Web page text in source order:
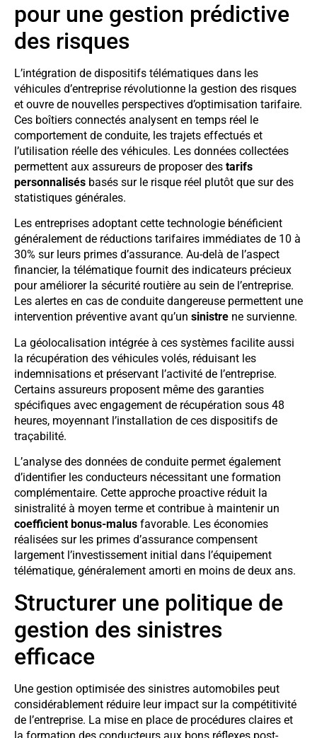
pour une gestion prédictive
des risques
L’intégration de dispositifs télématiques dans les
véhicules d’entreprise révolutionne la gestion des risques
et ouvre de nouvelles perspectives d’optimisation tarifaire.
Ces boîtiers connectés analysent en temps réel le
comportement de conduite, les trajets effectués et
l’utilisation réelle des véhicules. Les données collectées
permettent aux assureurs de proposer des tarifs
personnalisés basés sur le risque réel plutôt que sur des
statistiques générales.
Les entreprises adoptant cette technologie bénéficient
généralement de réductions tarifaires immédiates de 10 à
30% sur leurs primes d’assurance. Au-delà de l’aspect
financier, la télématique fournit des indicateurs précieux
pour améliorer la sécurité routière au sein de l’entreprise.
Les alertes en cas de conduite dangereuse permettent une
intervention préventive avant qu’un sinistre ne survienne.
La géolocalisation intégrée à ces systèmes facilite aussi
la récupération des véhicules volés, réduisant les
indemnisations et préservant l’activité de l’entreprise.
Certains assureurs proposent même des garanties
spécifiques avec engagement de récupération sous 48
heures, moyennant l’installation de ces dispositifs de
traçabilité.
L’analyse des données de conduite permet également
d’identifier les conducteurs nécessitant une formation
complémentaire. Cette approche proactive réduit la
sinistralité à moyen terme et contribue à maintenir un
coefficient bonus-malus favorable. Les économies
réalisées sur les primes d’assurance compensent
largement l’investissement initial dans l’équipement
télématique, généralement amorti en moins de deux ans.
Structurer une politique de
gestion des sinistres
efficace
Une gestion optimisée des sinistres automobiles peut
considérablement réduire leur impact sur la compétitivité
de l’entreprise. La mise en place de procédures claires et
la formation des conducteurs aux bons réflexes post-